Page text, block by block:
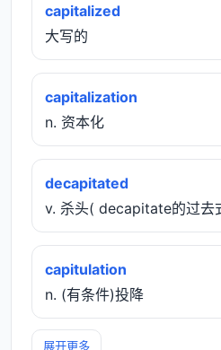
capitalized
大写的
capitalization
n. 资本化
decapitated
v. 杀头( decapitate的过去
capitulation
n. (有条件)投降
展开更多